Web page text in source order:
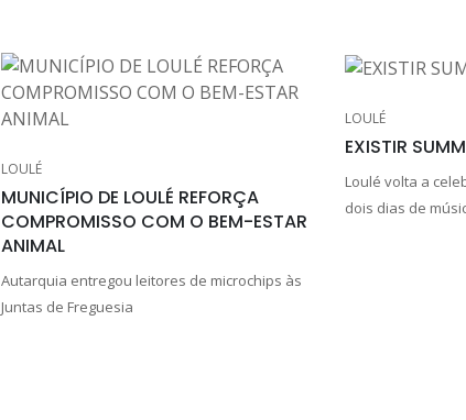
LOULÉ
MUNICÍPIO DE LOULÉ REFORÇA
COMPROMISSO COM O BEM-ESTAR
ANIMAL
Autarquia entregou leitores de microchips às
Juntas de Freguesia
LOULÉ
EXISTIR
Loulé volta a
dois dias de